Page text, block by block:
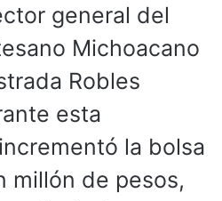
general del
Michoacano
Robles
esta
la bolsa
millón de pesos,